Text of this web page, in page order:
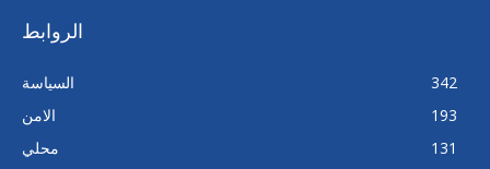
الروابط
السياسة
342
الامن
193
محلي
131